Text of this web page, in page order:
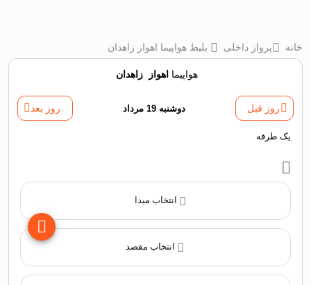
خانه پرواز داخلی بلیط هواپیما اهواز زاهدان
هواپیما اهواز زاهدان
روز قبل دوشنبه 19 مرداد روز بعد
یک طرفه
انتخاب مبدا
انتخاب مقصد